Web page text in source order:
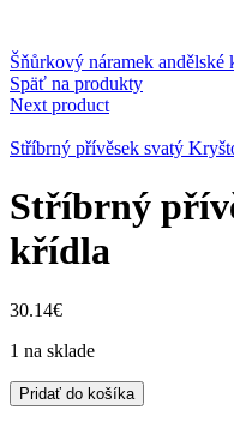
Šňůrkový náramek andělské
Späť na produkty
Next product
Stříbrný přívěsek svatý
Stříbrný
křídla
30.14€
1 na sklade
Pridať do košíka